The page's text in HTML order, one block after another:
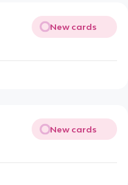
New cards
New cards